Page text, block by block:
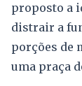
proposto a
distrair a
porções de
uma praça